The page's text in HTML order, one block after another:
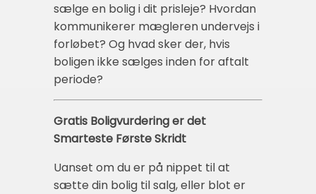
sælge en bolig i dit prisleje? Hvordan
kommunikerer mægleren undervejs i
forløbet? Og hvad sker der, hvis
boligen ikke sælges inden for aftalt
periode?
Gratis Boligvurdering er det
Smarteste Første Skridt
Uanset om du er på nippet til at
sætte din bolig til salg, eller blot er